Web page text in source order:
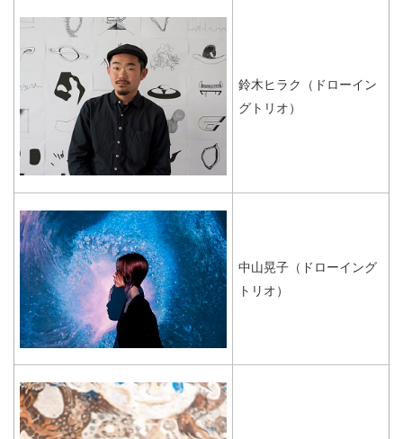
鈴木ヒラク（ドローイン
グトリオ）
中山晃子（ドローイング
トリオ）